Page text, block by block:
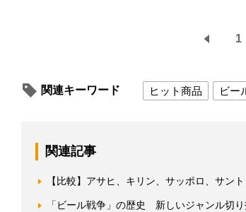
1
関連キーワード ヒット商品 ビー
関連記事
【比較】アサヒ、キリン、サッポロ、サ
「ビール戦争」の歴史 新しいジャンル切